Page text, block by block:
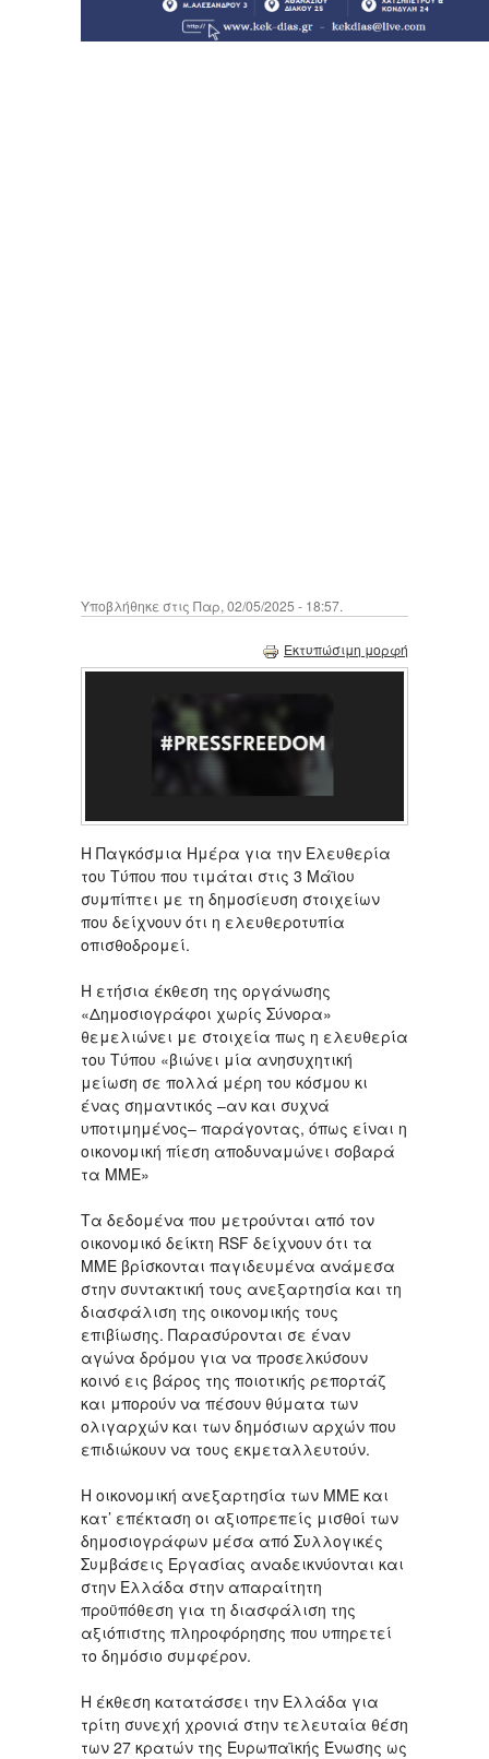
Υποβλήθηκε στις Παρ, 02/05/2025 - 18:57.
Εκτυπώσιμη μορφή
Η Παγκόσμια Ημέρα για την Ελευθερία
του Τύπου που τιμάται στις 3 Μάϊου
συμπίπτει με τη δημοσίευση στοιχείων
που δείχνουν ότι η ελευθεροτυπία
οπισθοδρομεί.
Η ετήσια έκθεση της οργάνωσης
«Δημοσιογράφοι χωρίς Σύνορα»
θεμελιώνει με στοιχεία πως η ελευθερία
του Τύπου «βιώνει μία ανησυχητική
μείωση σε πολλά μέρη του κόσμου κι
ένας σημαντικός –αν και συχνά
υποτιμημένος– παράγοντας, όπως είναι η
οικονομική πίεση αποδυναμώνει σοβαρά
τα ΜΜΕ»
Τα δεδομένα που μετρούνται από τον
οικονομικό δείκτη RSF δείχνουν ότι τα
ΜΜΕ βρίσκονται παγιδευμένα ανάμεσα
στην συντακτική τους ανεξαρτησία και τη
διασφάλιση της οικονομικής τους
επιβίωσης. Παρασύρονται σε έναν
αγώνα δρόμου για να προσελκύσουν
κοινό εις βάρος της ποιοτικής ρεπορτάζ
και μπορούν να πέσουν θύματα των
ολιγαρχών και των δημόσιων αρχών που
επιδιώκουν να τους εκμεταλλευτούν.
Η οικονομική ανεξαρτησία των ΜΜΕ και
κατ’ επέκταση οι αξιοπρεπείς μισθοί των
δημοσιογράφων μέσα από Συλλογικές
Συμβάσεις Εργασίας αναδεικνύονται και
στην Ελλάδα στην απαραίτητη
προϋπόθεση για τη διασφάλιση της
αξιόπιστης πληροφόρησης που υπηρετεί
το δημόσιο συμφέρον.
Η έκθεση κατατάσσει την Ελλάδα για
τρίτη συνεχή χρονιά στην τελευταία θέση
των 27 κρατών της Ευρωπαϊκής Ένωσης ως